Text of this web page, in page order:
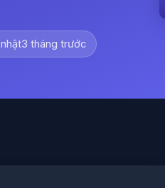
3 tháng trước